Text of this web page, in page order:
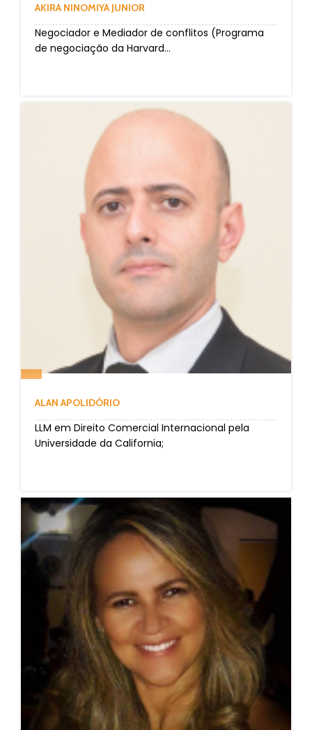
AKIRA NINOMIYA JUNIOR
Negociador e Mediador de conflitos (Programa
de negociação da Harvard...
ALAN APOLIDÓRIO
LLM em Direito Comercial Internacional pela
Universidade da California;